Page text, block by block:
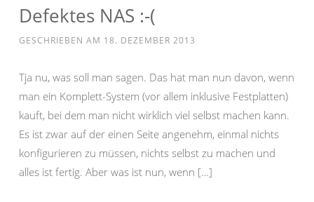
Defektes NAS :-(
GESCHRIEBEN AM 18. DEZEMBER 2013
Tja nu, was soll man sagen. Das hat man nun davon, wenn
man ein Komplett-System (vor allem inklusive Festplatten)
kauft, bei dem man nicht wirklich viel selbst machen kann.
Es ist zwar auf der einen Seite angenehm, einmal nichts
konfigurieren zu müssen, nichts selbst zu machen und
alles ist fertig. Aber was ist nun, wenn […]